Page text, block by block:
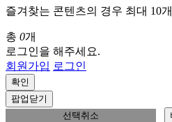
즐겨찾는 콘텐츠의 경우 최대 10
총 0개
로그인을 해주세요.
회원가입 로그인
확인
팝업닫기
선택취소